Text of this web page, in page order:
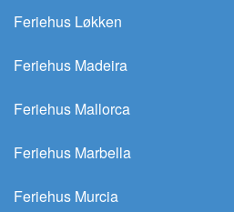
Feriehus Løkken
Feriehus Madeira
Feriehus Mallorca
Feriehus Marbella
Feriehus Murcia